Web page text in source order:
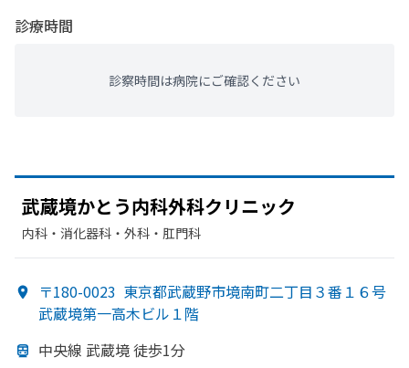
診療時間
診察時間は病院にご確認ください
武蔵境かとう内科外科クリニック
内科・​消化器科・​外科・​肛門科
〒180-0023 東京都武蔵野市境南町二丁目３番１６号
武蔵境第一高木ビル１階
中央線 武蔵境 徒歩1分